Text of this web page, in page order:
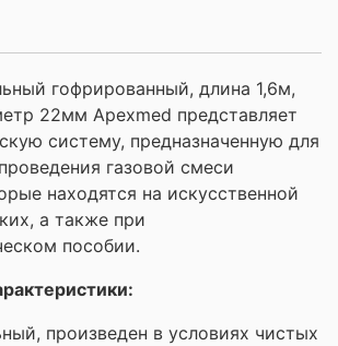
гофрированный, длина 1,6м,
22мм Apexmed представляет
систему, предназначенную для
газовой смеси
находятся на искусственной
а также при
пособии.
произведен в условиях чистых